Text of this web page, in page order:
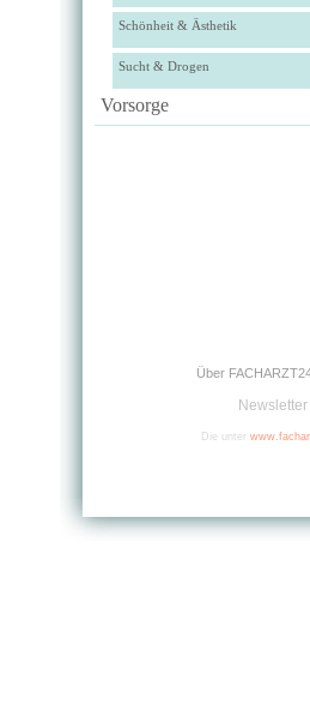
Schönheit & Ästhetik
Sucht & Drogen
Vorsorge
Über
Die unter